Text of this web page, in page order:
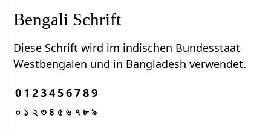
Bengali Schrift
Diese Schrift wird im indischen Bundesstaat
Westbengalen und in Bangladesh verwendet.
0 1 23456789
০ ১ ২ ৩ ৪ ৫ ৬ ৭ ৮ ৯